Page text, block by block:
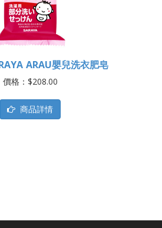
ARAU嬰兒洗衣肥皂
價格：$208.00
商品詳情